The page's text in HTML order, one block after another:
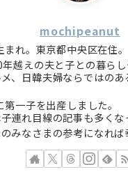
mochipeanut
れ。東京都中央区在住。
越えの夫と子との暮らし
、日韓夫婦ならではのあ
一子を出産しました。
連れ目線の記事も多くな
みなさまの参考になれば